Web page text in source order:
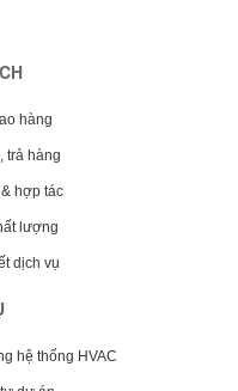
hàng
trả hàng
hợp tác
lượng
dịch vụ
hệ thống HVAC